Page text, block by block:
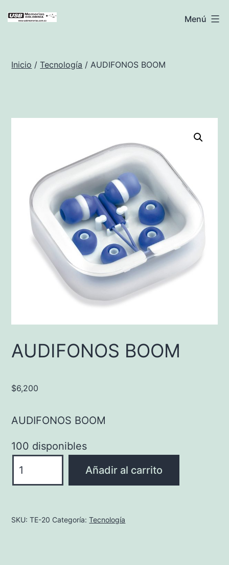
USB
Menú
Inicio /Tecnología / AUDIFONOS BOOM
AUDIFONOS BOOM
$6,200
AUDIFONOS BOOM
100 disponibles
BOOM
Añadir al carrito
SKU:TE-20 Categoría:Tecnología